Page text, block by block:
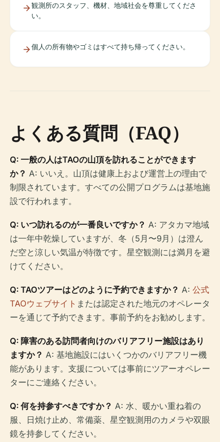
観測所のスタッフ、機材、地域社会を尊重してくださ
い。
個人の所有物やゴミはすべて持ち帰ってください。
よくある質問（FAQ）
Q: 一般の人はTAOの山頂を訪れることができます
か？ A: いいえ。山頂は健康上および運営上の理由で
制限されています。すべての公開プログラムは基地施
設で行われます。
Q: いつ訪れるのが一番良いですか？ A: アタカマ地域
は一年中乾燥していますが、冬（5月〜9月）は澄ん
だ空と涼しい気温が特徴です。星空観測には満月を避
けてください。
Q: TAOツアーはどのように予約できますか？ A: 公式
TAOウェブサイト または認定された地元のオペレータ
ーを通じて予約できます。事前予約をお勧めします。
Q: 障害のある訪問者向けのバリアフリー施設はあり
ますか？ A: 基地施設にはいくつかのバリアフリー機
能があります。支援については事前にツアーオペレー
ターにご連絡ください。
Q: 何を持参すべきですか？ A: 水、暖かい重ね着の
服、日焼け止め、常備薬、星空観測用のカメラや双眼
鏡を持参してください。